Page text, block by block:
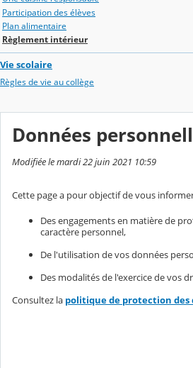
Participation des élèves
Plan alimentaire
Règlement intérieur
Vie scolaire
Règles de vie au collège
Données
Modifiée le mardi 22 juin 2021 10:59
Cette page a pour objectif de vous
Des engagements en matière de
caractère personnel,
De l'utilisation de vos données
Des modalités de l'exercice de vos
Consultez la politique de protection des